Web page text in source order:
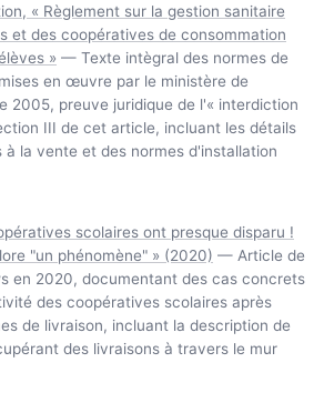
« Règlement sur la gestion sanitaire
et des coopératives de consommation
» — Texte intègral des normes de
en œuvre par le ministère de
2005, preuve juridique de l'« interdiction
III de cet article, incluant les détails
la vente et des normes d'installation
scolaires ont presque disparu !
"un phénomène" » (2020) — Article de
en 2020, documentant des cas concrets
des coopératives scolaires après
de livraison, incluant la description de
des livraisons à travers le mur